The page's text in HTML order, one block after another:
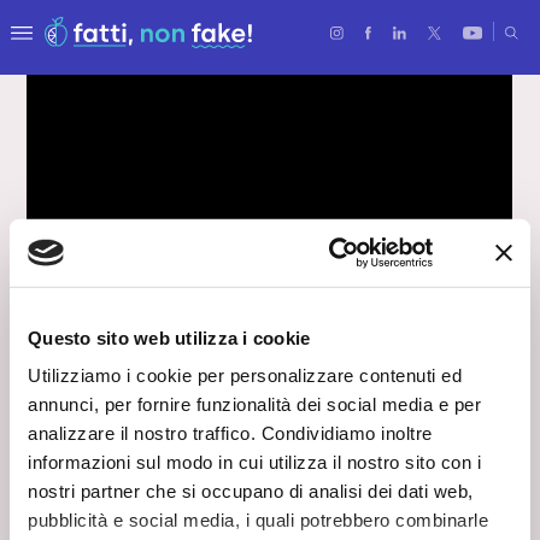
Questo sito web utilizza i cookie
Utilizziamo i cookie per personalizzare contenuti ed
annunci, per fornire funzionalità dei social media e per
analizzare il nostro traffico. Condividiamo inoltre
informazioni sul modo in cui utilizza il nostro sito con i
nostri partner che si occupano di analisi dei dati web,
pubblicità e social media, i quali potrebbero combinarle
Le nuove energie pulite
Il futuro delle fonti di energia
24 Aprile 2025
Esiste un’unica soluzione per sostituire i combustibili
fossili? No, ma grazie alla scienza e alla chimica